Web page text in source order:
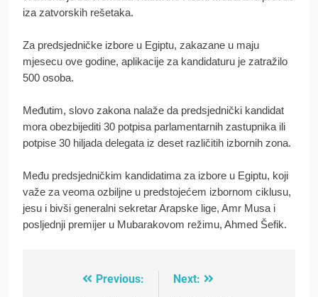
iza zatvorskih rešetaka.
Za predsjedničke izbore u Egiptu, zakazane u maju
mjesecu ove godine, aplikacije za kandidaturu je zatražilo
500 osoba.
Međutim, slovo zakona nalaže da predsjednički kandidat
mora obezbijediti 30 potpisa parlamentarnih zastupnika ili
potpise 30 hiljada delegata iz deset različitih izbornih zona.
Među predsjedničkim kandidatima za izbore u Egiptu, koji
važe za veoma ozbiljne u predstojećem izbornom ciklusu,
jesu i bivši generalni sekretar Arapske lige, Amr Musa i
posljednji premijer u Mubarakovom režimu, Ahmed Šefik.
Previous:
Next: